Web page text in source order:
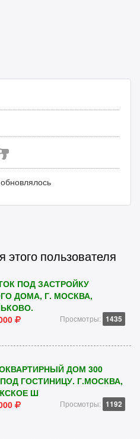
этого пользователя
ПОД ЗАСТРОЙКУ
ДОМА, Г. МОСКВА,
Просмотры: 1435
ДОМ 300
ГОСТИНИЦУ. Г.МОСКВА,
Ш
Просмотры: 1192